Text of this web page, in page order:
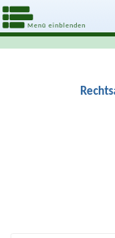
Menü einblenden